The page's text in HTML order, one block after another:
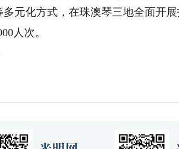
多元化方式，在珠澳琴三地全面开
人次。